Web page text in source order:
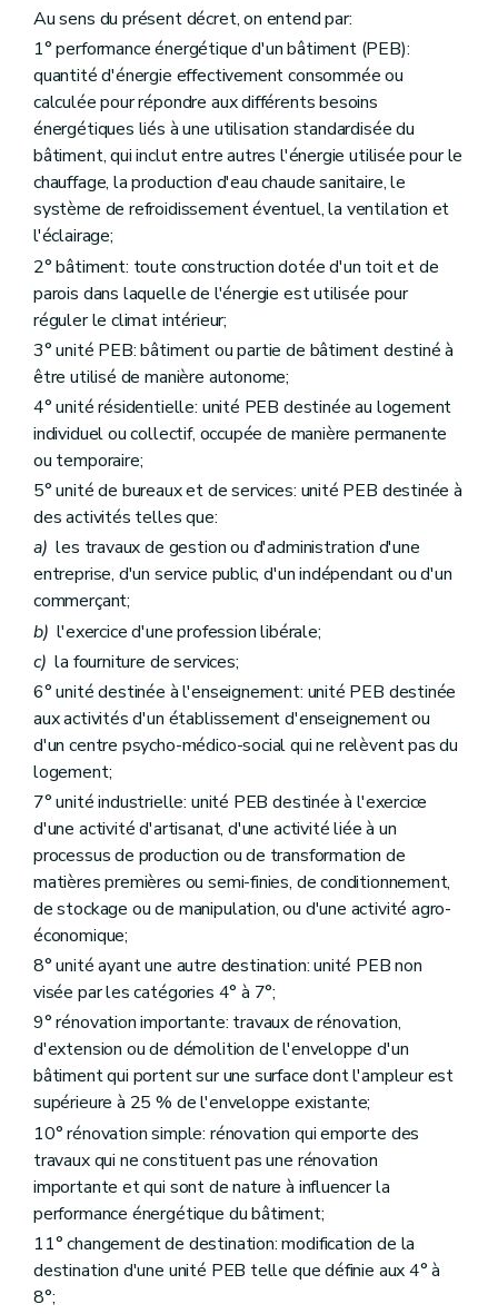
Titre 4 Certificats de performance énergétique des bâtiments
Chapitre I
er
Régime de la certification
Art. 30
Art. 31
Art. 32
Chapitre II
Obligations de disposer d'un certificat PEB
Art. 33
Art. 34
Art. 35
Art. 36
Chapitre III
Statuts et missions des certificateurs PEB
Art. 37
Art. 38
Art. 39
Titre 4/1
(Passeport bâtiment – Décret du 17 décembre 2020, art. 24)
Art. 39/1
Titre 5 Agréments
Chapitre I
Conditions d'agrément
Art. 40
Art. 41
Art. 42
Chapitre II
Art. 43
Art. 44
Art. 45
Chapitre III Formation par des centres agréés
Art. 46
Art. 47
Art. 48
Art. 49
Système de contrôle indépendant et mesures de surveillance administrative
Art. 50
Art. 51
Art. 52
Art. 53
Chapitre V Sanctions des acteurs agréés
Art. 54
Art. 55
Art. 56
Chapitre VI Sanctions des centres de formation agréés
Art. 57
Art. 58
Titre 6 Manquements et amendes administratives
Art. 59
Art. 60
Art. 61
Art. 62
Art. 63
Art. 64
Art. 65
Titre 7 Dispositions transitoires et finales
Art. 66
Art. 67
Art. 68
Art. 69
Art. 70
Art. 71
Art. 72
Art. 73
Annexe
Au sens du présent décret, on entend par:
1° performance énergétique d'un bâtiment (PEB):
quantité d'énergie effectivement consommée ou
calculée pour répondre aux différents besoins
énergétiques liés à une utilisation standardisée du
bâtiment, qui inclut entre autres l'énergie utilisée pour le
chauffage, la production d'eau chaude sanitaire, le
système de refroidissement éventuel, la ventilation et
l'éclairage;
2° bâtiment: toute construction dotée d'un toit et de
parois dans laquelle de l'énergie est utilisée pour
réguler le climat intérieur;
3° unité PEB: bâtiment ou partie de bâtiment destiné à
être utilisé de manière autonome;
4° unité résidentielle: unité PEB destinée au logement
individuel ou collectif, occupée de manière permanente
ou temporaire;
5° unité de bureaux et de services: unité PEB destinée à
des activités telles que:
a) les travaux de gestion ou d'administration d'une
entreprise, d'un service public, d'un indépendant ou d'un
commerçant;
b) l'exercice d'une profession libérale;
c) la fourniture de services;
6° unité destinée à l'enseignement: unité PEB destinée
aux activités d'un établissement d'enseignement ou
d'un centre psycho-médico-social qui ne relèvent pas du
logement;
7° unité industrielle: unité PEB destinée à l'exercice
d'une activité d'artisanat, d'une activité liée à un
processus de production ou de transformation de
matières premières ou semi-finies, de conditionnement,
de stockage ou de manipulation, ou d'une activité agro-
économique;
8° unité ayant une autre destination: unité PEB non
visée par les catégories 4° à 7°;
9° rénovation importante: travaux de rénovation,
d'extension ou de démolition de l'enveloppe d'un
bâtiment qui portent sur une surface dont l'ampleur est
supérieure à 25 % de l'enveloppe existante;
10° rénovation simple: rénovation qui emporte des
travaux qui ne constituent pas une rénovation
importante et qui sont de nature à influencer la
performance énergétique du bâtiment;
11° changement de destination: modification de la
destination d'une unité PEB telle que définie aux 4° à
8°;